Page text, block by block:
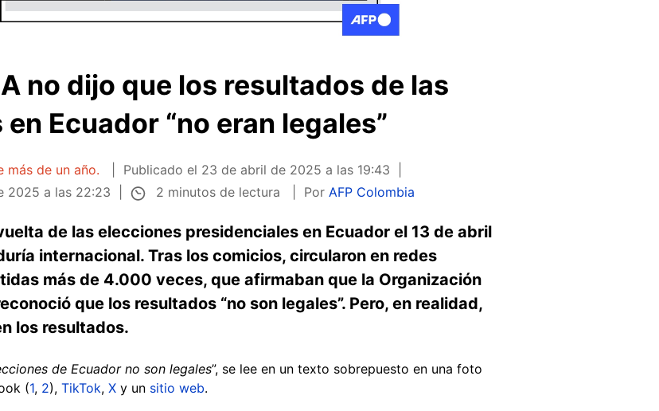
no dijo que los resultados de las
Ecuador “no eran legales”
más de un año. Publicado el 23 de abril de 2025 a las 19:43
2025 a las 22:23 2 minutos de lectura PorAFP Colombia
de las elecciones presidenciales en Ecuador el 13 de abril
internacional. Tras los comicios, circularon en redes
más de 4.000 veces, que afirmaban que la Organización
que los resultados “no son legales”. Pero, en realidad,
los resultados.
de Ecuador no son legales”, se lee en un texto sobrepuesto en una foto
(1, 2), TikTok, X y un sitio web.